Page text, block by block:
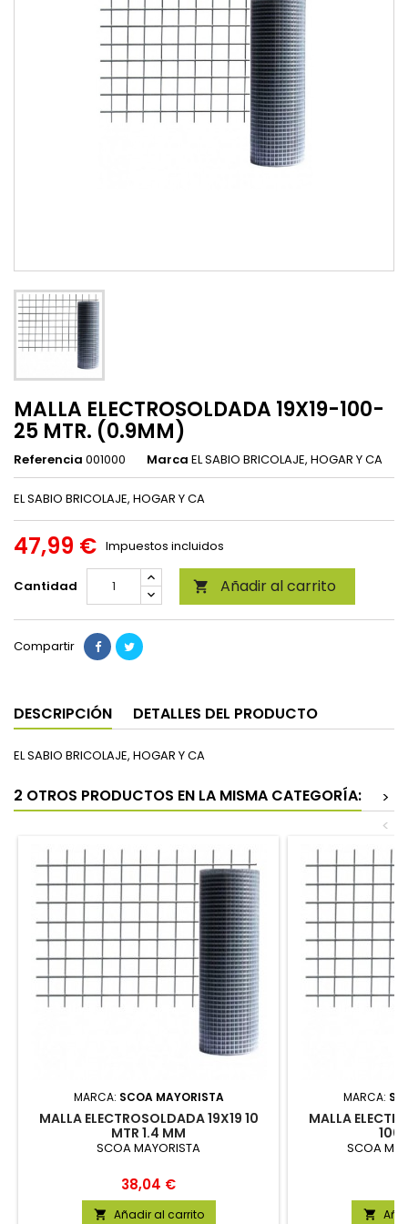
MALLA ELECTROSOLDADA 19X19-100-
25 MTR. (0.9MM)
Referencia 001000 Marca EL SABIO BRICOLAJE, HOGAR Y CA
EL SABIO BRICOLAJE, HOGAR Y CA
47,99 € Impuestos incluidos
Cantidad  Añadir al carrito
Compartir
DESCRIPCIÓN DETALLES DEL PRODUCTO
EL SABIO BRICOLAJE, HOGAR Y CA
2 OTROS PRODUCTOS EN LA MISMA CATEGORÍA:
>
<
MARCA: SCOA MAYORISTA
MALLA ELECTROSOLDADA 19X19 10
MTR 1.4 MM
SCOA MAYORISTA
Precio
38,04 €
 Añadir al carrito
MARCA:
MALLA
SCOA
